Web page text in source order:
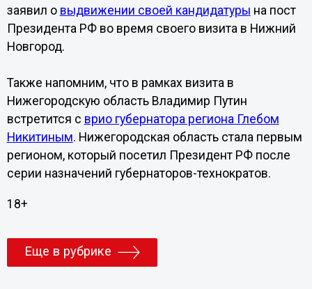
заявил о выдвижении своей кандидатуры на пост
Президента РФ во время своего визита в Нижний
Новгород.
Также напомним, что в рамках визита в
Нижегородскую область Владимир Путин
встретится с врио губернатора региона Глебом
Никитиным. Нижегородская область стала первым
регионом, который посетил Президент РФ после
серии назначений губернаторов-технократов.
18+
Еще в рубрике